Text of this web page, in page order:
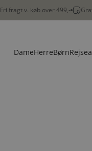
Fri fragt v. køb over 499,-
DameHerreBørn